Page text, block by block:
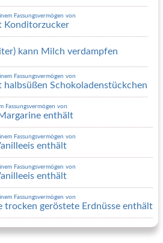
Fassungsvermögen von
Konditorzucker
kann Milch verdampfen
Fassungsvermögen von
Schokoladenstückchen
Fassungsvermögen von
enthält
Fassungsvermögen von
enthält
Fassungsvermögen von
enthält
Fassungsvermögen von
trocken geröstete Erdnüsse enthält